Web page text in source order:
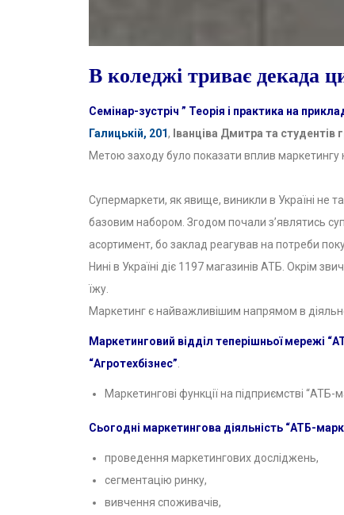
В коледжі триває декада
Семінар-зустріч ” Теорія і практика на
Галицькій, 201, Іванціва Дмитра та студентів
Метою заходу було показати вплив маркетингу
Супермаркети, як явище, виникли в Україні не
базовим набором. Згодом почали з’являтись
асортимент, бо заклад реагував на потреби
Нині в Україні діє 1197 магазинів АТБ. Окрім
їжу.
Маркетинг є найважливішим напрямом в
Маркетинговий відділ теперішньої мережі
“Агротехбізнес”
Маркетингові функції на підприємстві “АТБ-
Сьогодні маркетингова діяльність “АТБ-
проведення маркетингових досліджень,
сегментацію ринку,
вивчення споживачів,